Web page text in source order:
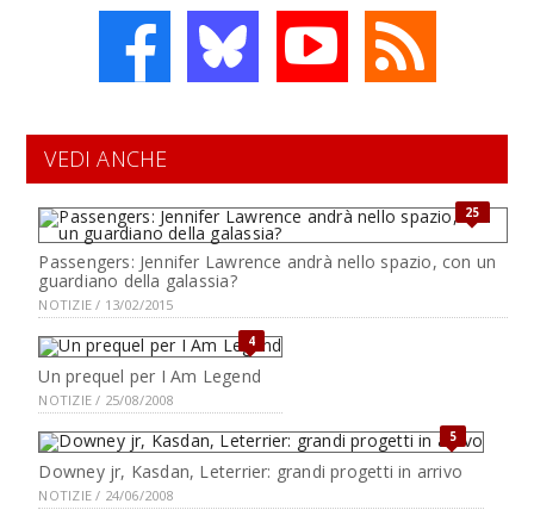
VEDI ANCHE
25
Passengers: Jennifer Lawrence andrà nello spazio, con un
guardiano della galassia?
NOTIZIE / 13/02/2015
4
Un prequel per I Am Legend
NOTIZIE / 25/08/2008
5
Downey jr, Kasdan, Leterrier: grandi progetti in arrivo
NOTIZIE / 24/06/2008